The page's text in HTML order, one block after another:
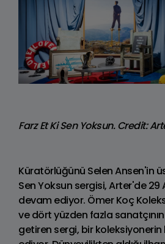
Farz Et Ki Sen Yoksun. Credit:
Küratörlüğünü Selen Ansen'in
Sen Yoksun sergisi, Arter'de 29
devam ediyor. Ömer Koç
ve dört yüzden fazla
getiren sergi, bir